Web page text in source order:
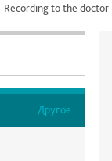
Recording to the doctor
Другое